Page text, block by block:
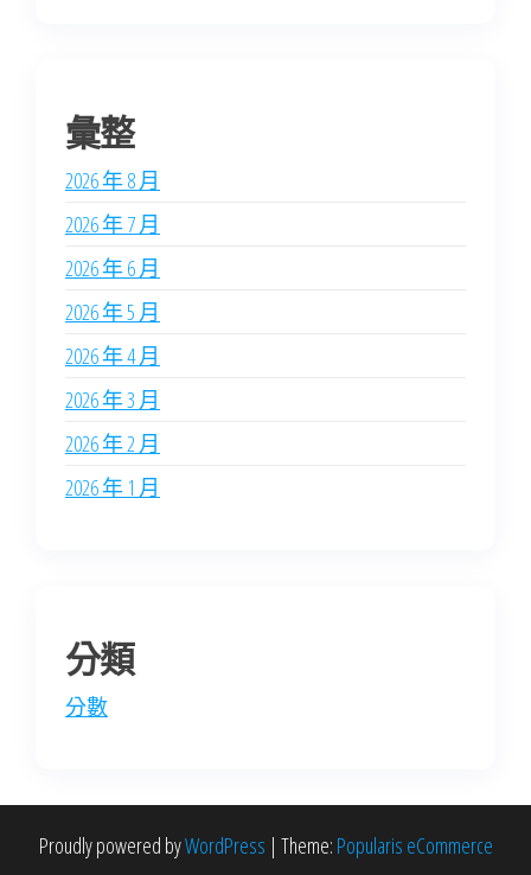
彙整
2026 年 8 月
2026 年 7 月
2026 年 6 月
2026 年 5 月
2026 年 4 月
2026 年 3 月
2026 年 2 月
2026 年 1 月
分類
分數
Proudly powered byWordPress | Theme: Popularis eCommerce